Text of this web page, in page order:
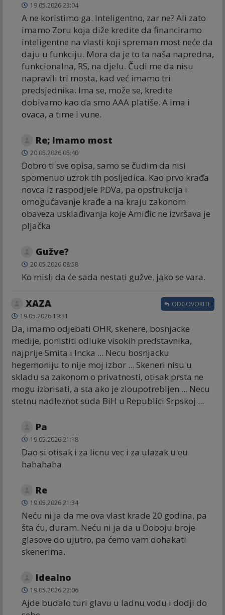
19.05.2026 23:04
A ne koristimo ga. Inteligentno, zar ne? Ali zato
imamo Zoru koja diže kredite da financiramo
inteligentne na vlasti koji spreman most neće da
daju u funkciju. Mora da je to ta naša napredna,
funkcionalna, RS, na djelu. Čudi me da nisu
napravili tri mosta, kad već imamo tri
predsjednika. Ima se, može se, kredite
dobivamo kao da smo AAA platiše. A ima i
ovaca, a time i vune.
Re; Imamo most
20.05.2026 05:40
Dobro ti sve opisa, samo se čudim da nisi
spomenuo uzrok tih posljedica. Kao prvo krađa
novca iz raspodjele PDVa, pa opstrukcija i
omogućavanje krađe a na kraju zakonom
obaveza usklađivanja koje Amiđic ne izvršava je
pljačka
Gužve?
20.05.2026 08:58
Ko misli da će sada nestati gužve, jako se vara.
XAZA
19.05.2026 19:31
Da, imamo odjebati OHR, skenere, bosnjacke
medije, ponistiti odluke visokih predstavnika,
najprije Smita i Incka ... Necu bosnjacku
hegemoniju to nije moj izbor ... Skeneri nisu u
skladu sa zakonom o privatnosti, otisak prsta ne
mogu izbrisati, a sta ako je zloupotrebljen ... Necu
stetnu nadleznot suda BiH u Republici Srpskoj ...
ODGOVORITE
Pa
19.05.2026 21:18
Dao si otisak i za licnu vec i za ulazak u eu
hahahaha
Re
19.05.2026 21:34
Neću ni ja da me ova vlast krade 20 godina, pa
šta ću, duram. Neću ni ja da u Doboju broje
glasove do ujutro, pa ćemo vam dohakati
skenerima.
Idealno
19.05.2026 22:06
Ajde budalo turi glavu u ladnu vodu i dodji do